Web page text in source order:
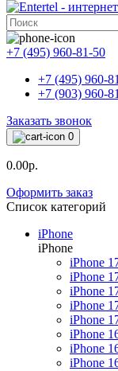
+7 (495) 960-81-50
+7 (495) 960-
+7 (903) 960-
Заказать звонок
0
0.00р.
Оформить заказ
Список категорий
iPhone
iPhone
iPhone
iPhone
iPhone
iPhone
iPhone
iPhone
iPhone
iPhone